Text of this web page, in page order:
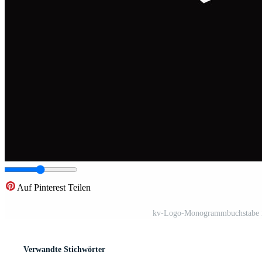
Auf Pinterest Teilen
kv-Logo-
Verwandte Stichwörter